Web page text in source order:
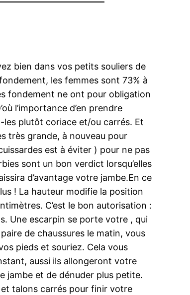
bien dans vos petits souliers de
les femmes sont 73% à
fondement ne ont pour obligation
l’importance d’en prendre
les plutôt coriace et/ou carrés. Et
très grande, à nouveau pour
est à éviter ) pour ne pas
sont un bon verdict lorsqu’elles
d’avantage votre jambe.En ce
! La hauteur modifie la position
C’est le bon autorisation :
Une escarpin se porte votre , qui
de chaussures le matin, vous
pieds et souriez. Cela vous
aussi ils allongeront votre
jambe et de dénuder plus petite.
talons carrés pour finir votre